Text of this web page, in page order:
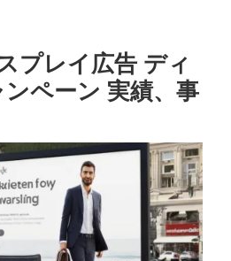
プレイ広告 ディ
ペーン 実績、事